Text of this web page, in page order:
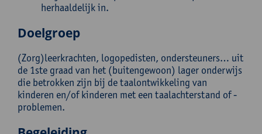
herhaaldelijk in.
Doelgroep
(Zorg)leerkrachten, logopedisten, ondersteuners… uit
de 1ste graad van het (buitengewoon) lager onderwijs
die betrokken zijn bij de taalontwikkeling van
kinderen en/of kinderen met een taalachterstand of -
problemen.